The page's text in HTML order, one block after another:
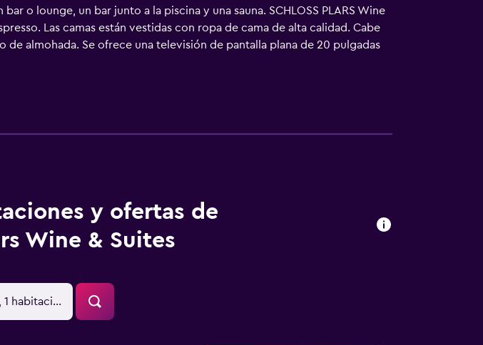
o lounge, un bar junto a la piscina y una sauna. SCHLOSS PLARS Wine
Las camas están vestidas con ropa de cama de alta calidad. Cabe
almohada. Se ofrece una televisión de pantalla plana de 20 pulgadas
bidé y artículos de higiene personal gratuitos. Los huéspedes
gratis. Entre las comodidades especialmente pensadas para las
y ofertas de
Wine & Suites
habitación